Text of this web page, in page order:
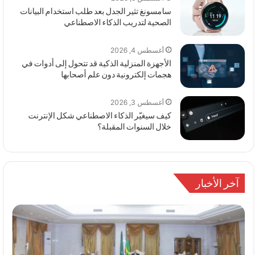
سامسونغ تثير الجدل بعد طلب استخدام البيانات
الصحية لتدريب الذكاء الاصطناعي
أغسطس 4, 2026
الأجهزة المنزلية الذكية قد تتحول إلى أدوات في
هجمات إلكترونية دون علم أصحابها
أغسطس 3, 2026
كيف سيغيّر الذكاء الاصطناعي شكل الإنترنت
خلال السنوات المقبلة؟
آخر الأخبار